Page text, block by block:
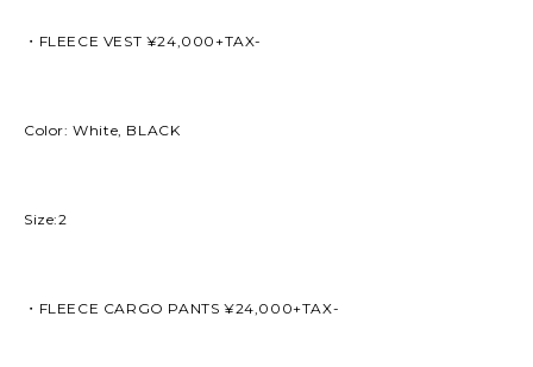
・FLEECE VEST ¥24,000+TAX-
Color: White, BLACK
Size:2
・FLEECE CARGO PANTS ¥24,000+TAX-